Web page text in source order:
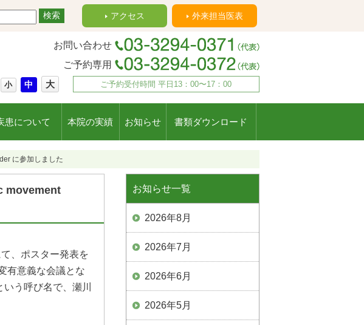
アクセス 外来担当医表
お問い合わせ
ご予約専用
小 中 大 ご予約受付時間 平日13：00〜17：00
患について 本院の実績 お知らせ 書類ダウンロード
に参加しました
movement
、ポスター発表を
有意義な会議とな
う呼び名で、瀬川
お知らせ一覧
2026年8月
2026年7月
2026年6月
2026年5月